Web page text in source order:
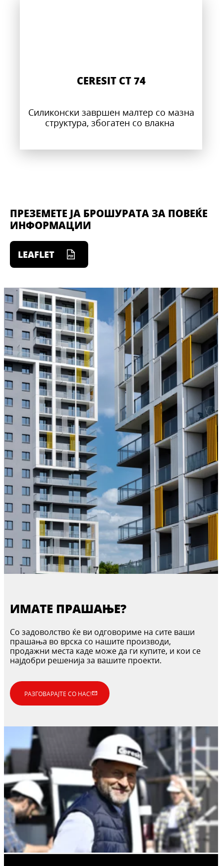
CERESIT CT 74
Силиконски завршен малтер со мазна
структура, збогатен со влакна
ПРЕЗЕМЕТЕ ЈА БРОШУРАТА ЗА ПОВЕЌЕ
ИНФОРМАЦИИ
LEAFLET
ИМАТЕ ПРАШАЊЕ?
Со задоволство ќе ви одговориме на сите ваши
прашања во врска со нашите производи,
продажни места каде може да ги купите, и кои се
најдобри решенија за вашите проекти.
РАЗГОВАРАЈТЕ СО НАС!